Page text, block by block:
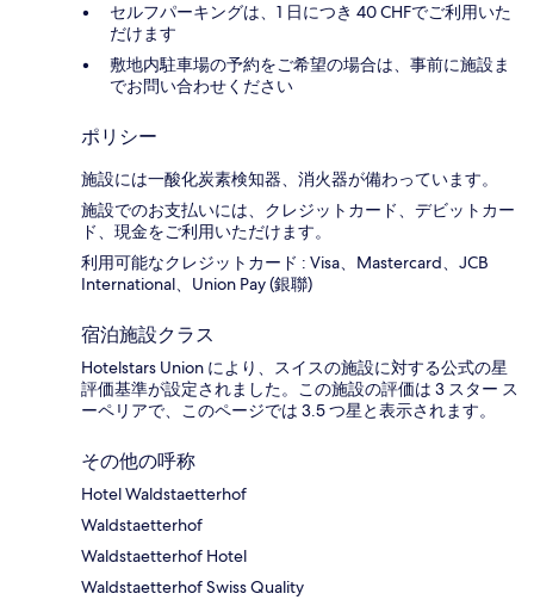
セルフパーキングは、1 日につき 40 CHFでご利用いた
だけます
敷地内駐車場の予約をご希望の場合は、事前に施設ま
でお問い合わせください
ポリシー
施設には一酸化炭素検知器、消火器が備わっています。
施設でのお支払いには、クレジットカード、デビットカー
ド、現金をご利用いただけます。
利用可能なクレジットカード : Visa、Mastercard、JCB
International、Union Pay (銀聯)
宿泊施設クラス
Hotelstars Union により、スイスの施設に対する公式の星
評価基準が設定されました。この施設の評価は 3 スター ス
ーペリアで、このページでは 3.5 つ星と表示されます。
その他の呼称
Hotel Waldstaetterhof
Waldstaetterhof
Waldstaetterhof Hotel
Waldstaetterhof Swiss Quality